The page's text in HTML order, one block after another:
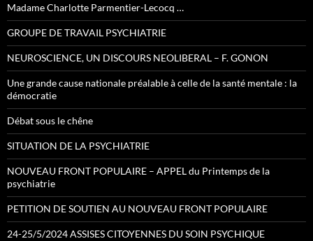
Madame Charlotte Parmentier-Lecocq …
GROUPE DE TRAVAIL PSYCHIATRIE
NEUROSCIENCE, UN DISCOURS NEOLIBERAL – F. GONON
Une grande cause nationale préalable à celle de la santé mentale : la
démocratie
Débat sous le chêne
SITUATION DE LA PSYCHIATRIE
NOUVEAU FRONT POPULAIRE – APPEL du Printemps de la
psychiatrie
PETITION DE SOUTIEN AU NOUVEAU FRONT POPULAIRE
24-25/5/2024 ASSISES CITOYENNES DU SOIN PSYCHIQUE